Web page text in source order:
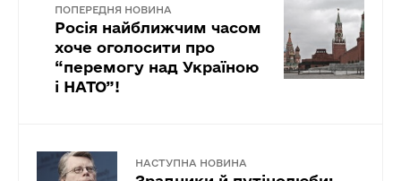
ПОПЕРЕДНЯ НОВИНА
Росія найближчим часом
хоче оголосити про
“перемогу над Україною
і НАТО”!
НАСТУПНА НОВИНА